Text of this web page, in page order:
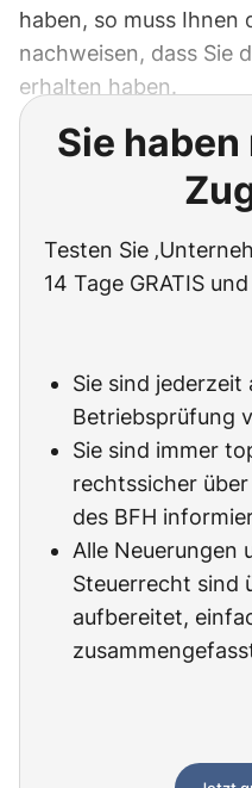
haben, so muss Ihnen
nachweisen, dass Sie
erhalten haben.
Sie
Testen Sie
14 Tage GRATIS
Sie sind jederzeit
Betriebsprüfung
Sie sind immer
rechtssicher
des BFH
Alle Neuerungen
Steuerrecht sind
aufbereitet,